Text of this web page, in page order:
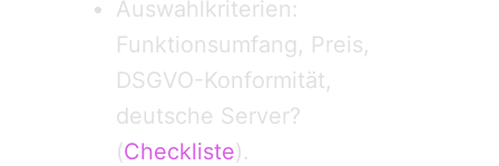
Auswahlkriterien:
Funktionsumfang, Preis,
DSGVO-Konformität,
deutsche Server?
(Checkliste).